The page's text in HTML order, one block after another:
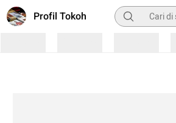
Profil Tokoh Pencarian